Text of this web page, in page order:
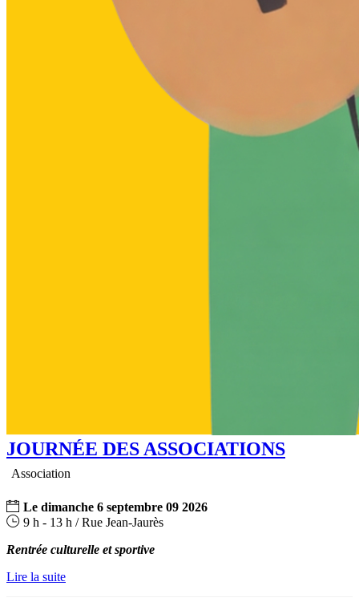
JOURNÉE DES ASSOCIATIONS
Association
Le dimanche 6 septembre 09 2026
9 h - 13 h / Rue Jean-Jaurès
Rentrée culturelle et sportive
Lire la suite